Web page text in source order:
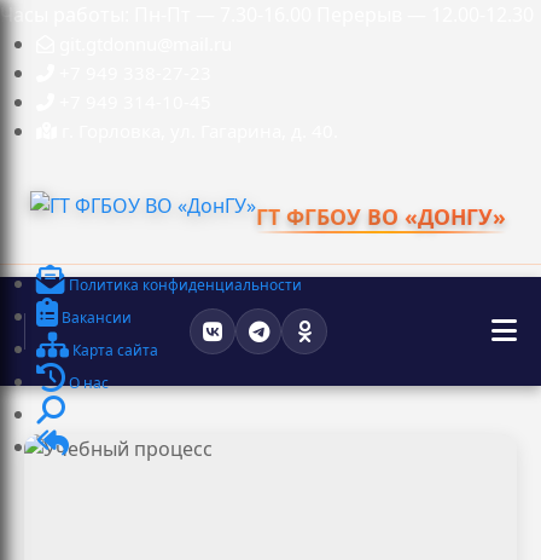
Часы работы: Пн-Пт — 7.30-16.00 Перерыв — 12.00-12.30
ГТ ФГБОУ ВО «ДОНГУ»
Политика конфиденциальности
Вакансии
Карта сайта
О нас